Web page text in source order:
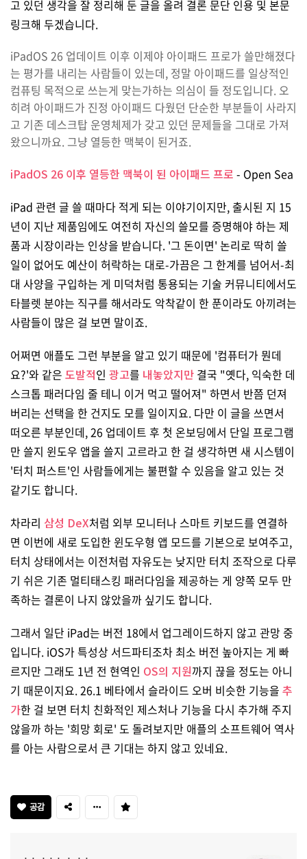
고 있던 생각을 잘 정리해 둔 글을 올려 결론 문단 인용 및 본문
링크해 두겠습니다.
iPadOS 26 업데이트 이후 이제야 아이패드 프로가 쓸만해졌다
는 평가를 내리는 사람들이 있는데, 정말 아이패드를 일상적인
컴퓨팅 목적으로 쓰는게 맞는가하는 의심이 들 정도입니다. 오
히려 아이패드가 진정 아이패드 다웠던 단순한 부분들이 사라지
고 기존 데스크탑 운영체제가 갖고 있던 문제들을 그대로 가져
왔으니까요. 그냥 열등한 맥북이 된거죠.
iPadOS 26 이후 열등한 맥북이 된 아이패드 프로 - Open Sea
iPad 관련 글 쓸 때마다 적게 되는 이야기이지만, 출시된 지 15
년이 지난 제품임에도 여전히 자신의 쓸모를 증명해야 하는 제
품과 시장이라는 인상을 받습니다. '그 돈이면' 논리로 딱히 쓸
일이 없어도 예산이 허락하는 대로-가끔은 그 한계를 넘어서-최
대 사양을 구입하는 게 미덕처럼 통용되는 기술 커뮤니티에서도
타블렛 분야는 직구를 해서라도 악착같이 한 푼이라도 아끼려는
사람들이 많은 걸 보면 말이죠.
어쩌면 애플도 그런 부분을 알고 있기 때문에 '컴퓨터가 뭔데
요?'와 같은 도발적인 광고를 내놓았지만 결국 "옛다, 익숙한 데
스크톱 패러다임 줄 테니 이거 먹고 떨어져" 하면서 반쯤 던져
버리는 선택을 한 건지도 모를 일이지요. 다만 이 글을 쓰면서
떠오른 부분인데, 26 업데이트 후 첫 온보딩에서 단일 프로그램
만 쓸지 윈도우 앱을 쓸지 고르라고 한 걸 생각하면 새 시스템이
'터치 퍼스트'인 사람들에게는 불편할 수 있음을 알고 있는 것
같기도 합니다.
차라리 삼성 DeX처럼 외부 모니터나 스마트 키보드를 연결하
면 이번에 새로 도입한 윈도우형 앱 모드를 기본으로 보여주고,
터치 상태에서는 이전처럼 자유도는 낮지만 터치 조작으로 다루
기 쉬은 기존 멀티태스킹 패러다임을 제공하는 게 양쪽 모두 만
족하는 결론이 나지 않았을까 싶기도 합니다.
그래서 일단 iPad는 버전 18에서 업그레이드하지 않고 관망 중
입니다. iOS가 특성상 서드파티조차 최소 버전 높아지는 게 빠
르지만 그래도 1년 전 현역인 OS의 지원까지 끊을 정도는 아니
기 때문이지요. 26.1 베타에서 슬라이드 오버 비슷한 기능을 추
가한 걸 보면 터치 친화적인 제스처나 기능을 다시 추가해 주지
않을까 하는 '희망 회로' 도 돌려보지만 애플의 소프트웨어 역사
를 아는 사람으로서 큰 기대는 하지 않고 있네요.
공감